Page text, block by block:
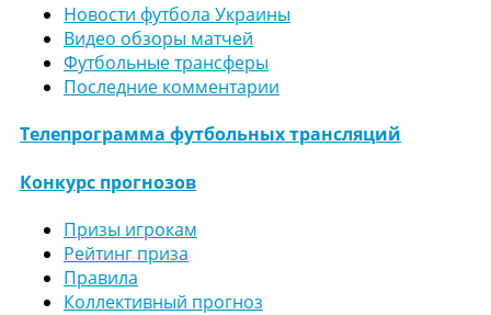
Новости футбола Украины
Видео обзоры матчей
Футбольные трансферы
Последние комментарии
Телепрограмма футбольных трансляций
Конкурс прогнозов
Призы игрокам
Рейтинг приза
Правила
Коллективный прогноз